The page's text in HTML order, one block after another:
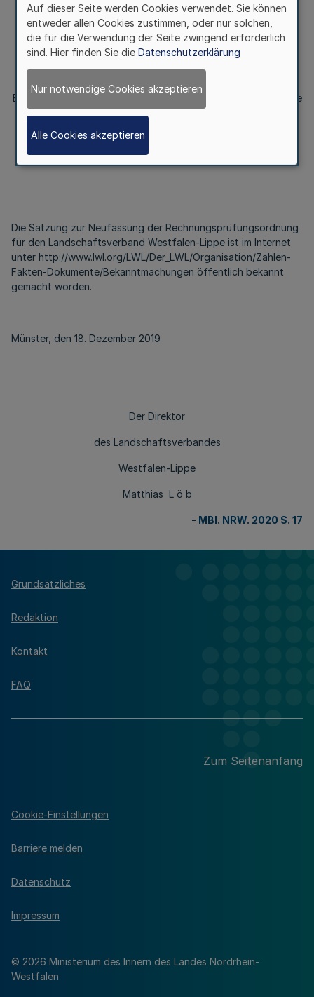
III.
Satzung
zur Neufassung der Rechnungsprüfungsordnung
für den Landschaftsverband Westfalen-Lippe
Bekanntmachung des Landschaftsverbandes Westfalen-Lippe
Die Satzung zur Neufassung der Rechnungsprüfungsordnung
für den Landschaftsverband Westfalen-Lippe ist im Internet
unter http://www.lwl.org/LWL/Der_LWL/Organisation/Zahlen-
Fakten-Dokumente/Bekanntmachungen öffentlich bekannt
gemacht worden.
Münster, den 18. Dezember 2019
Der Direktor
des Landschaftsverbandes
Westfalen-Lippe
Matthias L ö b
- MBl. NRW. 2020 S. 17
Grundsätzliches
Redaktion
Kontakt
FAQ
Zum Seitenanfang
© 2026 Ministerium des Innern des Landes Nordrhein-
Westfalen
Cookie-Einstellungen
Barriere melden
Datenschutz
Impressum
Auf dieser Seite werden Cookies verwendet. Sie können
entweder allen Cookies zustimmen, oder nur solchen,
die für die Verwendung der Seite zwingend erforderlich
sind. Hier finden Sie die Datenschutzerklärung
Nur notwendige Cookies akzeptieren
Alle Cookies akzeptieren